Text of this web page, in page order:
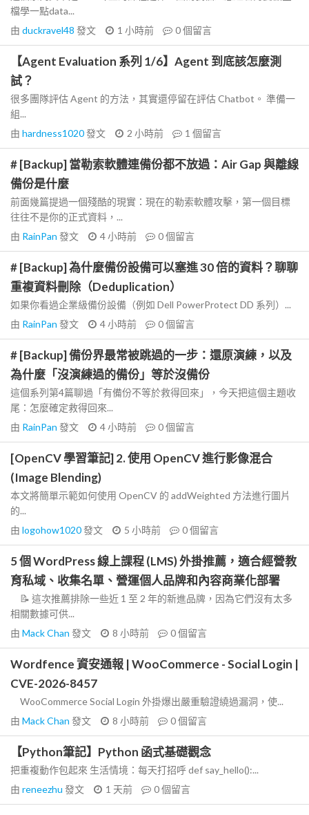
檔學一點data...
由 duckravel48 發文 1 小時前 0個留言
【Agent Evaluation 系列 1/6】Agent 到底該怎麼測
試？
很多團隊評估 Agent 的方法，其實還停留在評估 Chatbot。 準備一
組...
由 hardness1020發文 2 小時前 1 個留言
# [Backup] 當勒索軟體連備份都不放過：Air Gap 與離線
備份是什麼
前面幾篇提過一個殘酷的現實：現在的勒索軟體攻擊，第一個目標
往往不是你的正式資料，...
由 RainPan 發文 4 小時前 0個留言
# [Backup] 為什麼備份設備可以塞進 30 倍的資料？聊聊
重複資料刪除（Deduplication）
如果你看過企業級備份設備（例如 Dell PowerProtect DD 系列）...
由 RainPan 發文 4 小時前 0個留言
# [Backup] 備份界最常被跳過的一步：還原演練，以及
為什麼「沒演練過的備份」等於沒備份
這個系列第4篇聊過「有備份不等於救得回來」，今天把這個主題收
尾：怎麼確定救得回來...
由 RainPan 發文 4 小時前 0個留言
[OpenCV 學習筆記] 2. 使用 OpenCV 進行影像混合
(Image Blending)
本文將簡單示範如何使用 OpenCV 的 addWeighted 方法進行圖片
的...
由 logohow1020發文 5 小時前 0個留言
5 個 WordPress 線上課程 (LMS) 外掛推薦，適合經營教
育私域、收集名單、營運個人品牌和內容商業化部署
📝 這次推薦排除一些近 1 至 2 年的新進品牌，因為它們沒有太多
相關數據可供...
由 Mack Chan 發文 8 小時前 0個留言
Wordfence 資安通報 | WooCommerce - Social Login |
CVE-2026-8457
WooCommerce Social Login 外掛爆出嚴重驗證繞過漏洞，使...
由 Mack Chan 發文 8 小時前 0個留言
【Python筆記】Python 函式基礎觀念
把重複動作包起來 生活情境：每天打招呼 def say_hello():...
由 reneezhu 發文 1 天前 0個留言